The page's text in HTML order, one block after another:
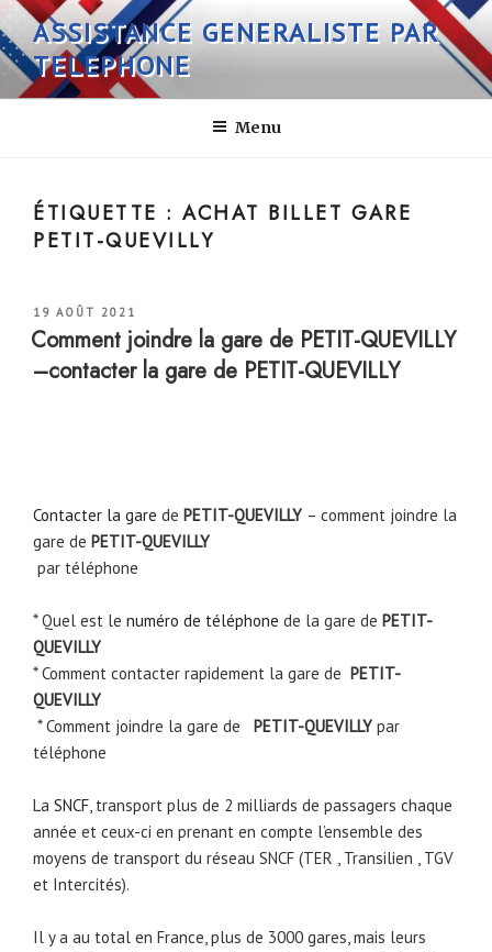
Aller
au
contenu
principal
ASSISTANCE GENERALISTE PAR
TELEPHONE
Menu
ÉTIQUETTE :ACHAT BILLET GARE
PETIT-QUEVILLY
PUBLIÉ
LE
19 AOÛT 2021
Comment joindre la gare de PETIT-QUEVILLY
–contacter la gare de PETIT-QUEVILLY
Contacter la gare de PETIT-QUEVILLY – comment joindre la
gare de PETIT-QUEVILLY
par téléphone
* Quel est le numéro de téléphone de la gare de PETIT-
QUEVILLY
* Comment contacter rapidement la gare de PETIT-
QUEVILLY
* Comment joindre la gare de
PETIT-QUEVILLY par
téléphone
La SNCF, transport plus de 2 milliards de passagers chaque
année et ceux-ci en prenant en compte l’ensemble des
moyens de transport du réseau SNCF (TER , Transilien , TGV
et Intercités).
Il y a au total en France, plus de 3000 gares, mais leurs